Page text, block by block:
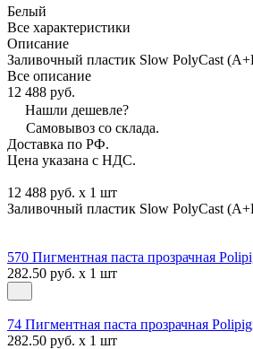
Белый
Все характеристики
Описание
Заливочный пластик Slow PolyCast
Все описание
12 488 руб.
Нашли дешевле?
Самовывоз со склада.
Доставка по РФ.
Цена указана с НДС.
12 488 руб. x 1 шт
Заливочный пластик Slow PolyCast
570 Пигментная паста прозрачная
282.50 руб. x 1 шт
74 Пигментная паста прозрачная
282.50 руб. x 1 шт